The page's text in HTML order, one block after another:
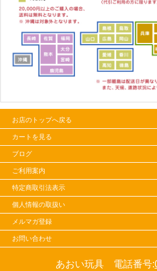
お店のトップへ戻る
カートを見る
ブログ
ご利用案内
特定商取引法表示
個人情報の取扱い
メルマガ登録
お問い合わせ
あおい玩具 電話番号: